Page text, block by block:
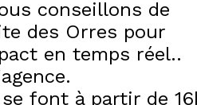
conseillons de
des Orres pour
en temps réel.
font à partir de